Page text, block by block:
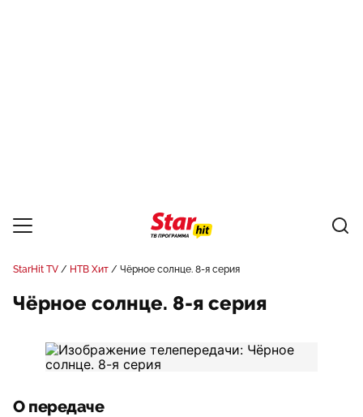
StarHit TV НТВ Хит Чёрное солнце. 8-я серия
Чёрное солнце. 8-я серия
О передаче